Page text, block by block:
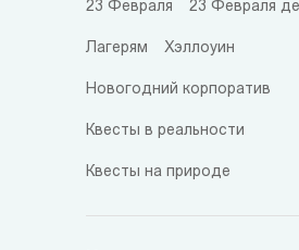
23 Февраля 23 Февраля
Лагерям Хэллоуин
Новогодний корпоратив
Квесты в реальности
Квесты на природе